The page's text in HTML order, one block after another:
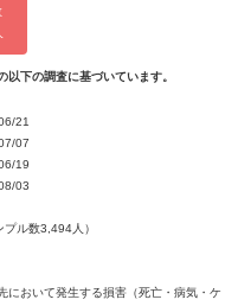
下の調査に基づいています。
21
07
19
03
ル数3,494人）
において発生する損害（死亡・病気・ケ